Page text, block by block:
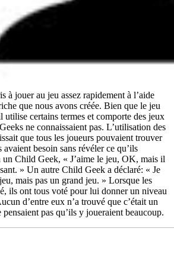
à jouer au jeu assez rapidement à l’aide
que nous avons créée. Bien que le jeu
utilise certains termes et comporte des jeux
ne connaissaient pas. L’utilisation des
que tous les joueurs pouvaient trouver
besoin sans révéler ce qu’ils
un Child Geek, « J’aime le jeu, OK, mais il
» Un autre Child Geek a déclaré: « Je
mais pas un grand jeu. » Lorsque les
ils ont tous voté pour lui donner un niveau
d’entre eux n’a trouvé que c’était un
pas qu’ils y joueraient beaucoup.